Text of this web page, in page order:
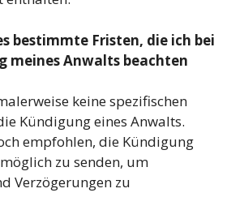
bestimmte Fristen, die ich bei
meines Anwalts beachten
keine spezifischen
Kündigung eines Anwalts.
empfohlen, die Kündigung
zu senden, um
Verzögerungen zu